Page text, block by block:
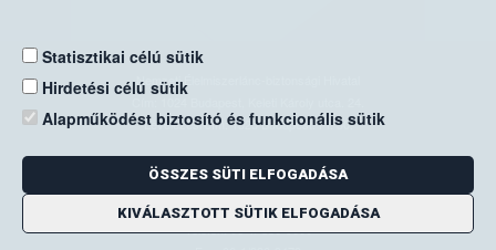
Statisztikai célú sütik
Hirdetési célú sütik
Alapműködést biztosító és funkcionális sütik
ÖSSZES SÜTI ELFOGADÁSA
KIVÁLASZTOTT SÜTIK ELFOGADÁSA
Nemzeti Élelmiszerlánc-biztonsági Hivatal
Levelezési cím: 1525 Budapest. Pf. 30.
E-mail:ugyfelszolgalat@nebih.gov.hu
Zöld szám: 06-80/263-244
Telefon: 06-1/ 336-9000